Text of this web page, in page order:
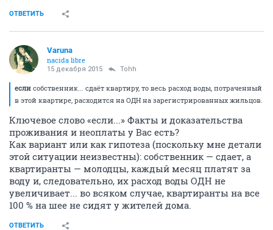
ОТВЕТИТЬ
Varuna
nacida libre
15 декабря 2015 Tohh
если собственник... сдаёт квартиру, то весь расход воды, потраченный
в этой квартире, расходится на ОДН на зарегистрированных жильцов.
Ключевое слово «если...» Факты и доказательства
проживания и неоплаты у Вас есть?
Как вариант или как гипотеза (поскольку мне детали
этой ситуации неизвестны): собственник — сдает, а
квартиранты — молодцы, каждый месяц платят за
воду и, следовательно, их расход воды ОДН не
увеличивает... во всяком случае, квартиранты на все
100 % на шее не сидят у жителей дома.
ОТВЕТИТЬ